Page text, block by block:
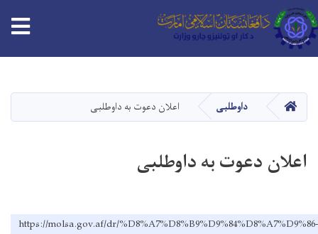
main
content
HOME داوطلبی اعلان دعوت به داوطلبی
اعلان دعوت به داوطلبی
https://molsa.gov.af/dr/